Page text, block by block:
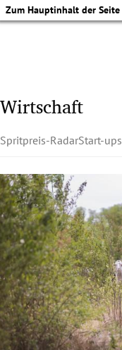
Zum Hauptinhalt der Seite
Untermenü
Untermenü
Wirtschaft
Spritpreis-RadarStart-ups